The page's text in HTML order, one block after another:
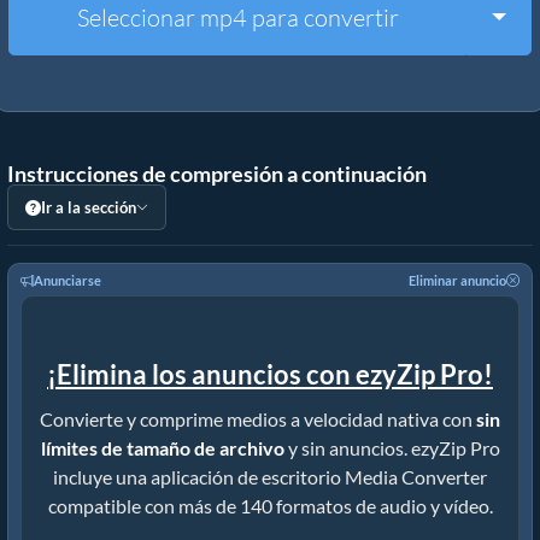
Otras herramientas
Seleccionar mp4 para convertir
Instrucciones de compresión a continuación
Ir a la sección
Anunciarse Eliminar anuncio
¡Elimina los anuncios con ezyZip Pro!
Convierte y comprime medios a velocidad nativa con sin
límites de tamaño de archivoy sin anuncios. ezyZip Pro
incluye una aplicación de escritorio Media Converter
compatible con más de 140 formatos de audio y vídeo.